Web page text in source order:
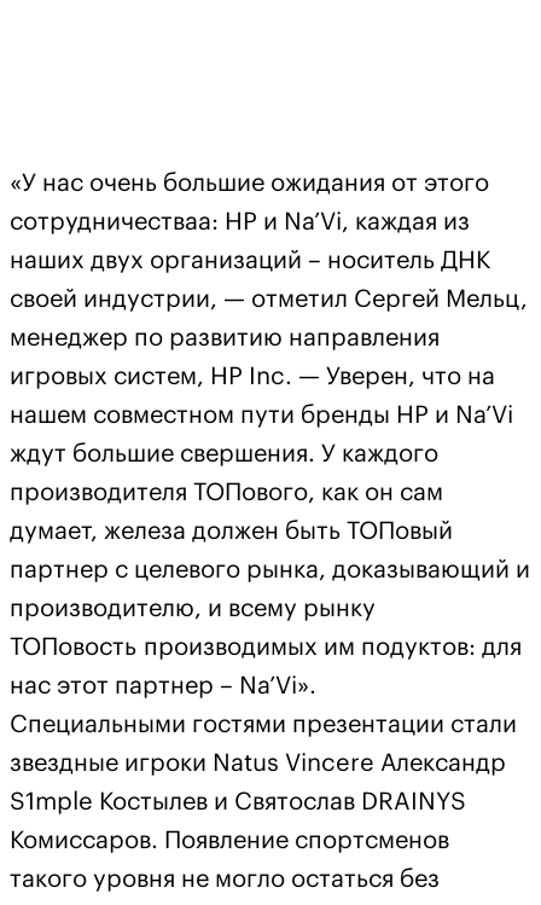
«У нас очень большие ожидания от этого
сотрудничестваа: HP и Na’Vi, каждая из
наших двух организаций – носитель ДНК
своей индустрии, — отметил Сергей Мельц,
менеджер по развитию направления
игровых систем, HP Inc. — Уверен, что на
нашем совместном пути бренды HP и Na’Vi
ждут большие свершения. У каждого
производителя ТОПового, как он сам
думает, железа должен быть ТОПовый
партнер с целевого рынка, доказывающий и
производителю, и всему рынку
ТОПовость производимых им подуктов: для
нас этот партнер – Na’Vi».
Специальными гостями презентации стали
звездные игроки Natus Vincere Александр
S1mple Костылев и Святослав DRAINYS
Комиссаров. Появление спортсменов
такого уровня не могло остаться без